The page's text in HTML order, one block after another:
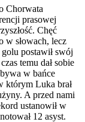
Chorwata
prasowej
Chęć
w słowach, lecz
postawił swój
temu dał sobie
w bańce
którym Luka brał
A przed nami
ustanowił w
12 asyst.